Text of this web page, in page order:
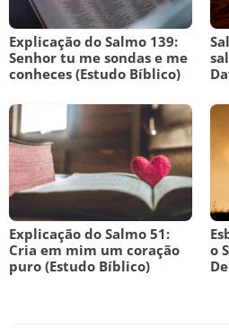
Explicação do Salmo 139:
Senhor tu me sondas e me
conheces (Estudo Bíblico)
Explicação do Salmo 51:
Cria em mim um coração
puro (Estudo Bíblico)
o